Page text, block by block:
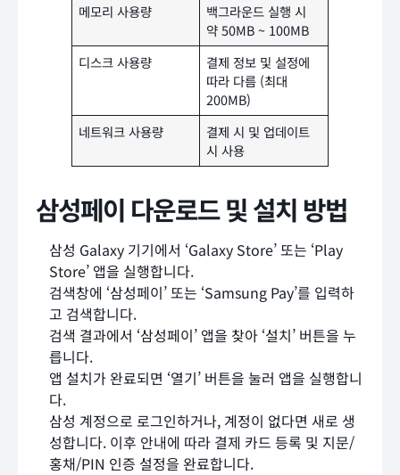
메모리 사용량
백그라운드 실행 시
약 50MB ~ 100MB
디스크 사용량
결제 정보 및 설정에
따라 다름 (최대
200MB)
네트워크 사용량
결제 시 및 업데이트
시 사용
삼성페이 다운로드 및 설치 방법
삼성 Galaxy 기기에서 ‘Galaxy Store’ 또는 ‘Play
Store’ 앱을 실행합니다.
검색창에 ‘삼성페이’ 또는 ‘Samsung Pay’를 입력하
고 검색합니다.
검색 결과에서 ‘삼성페이’ 앱을 찾아 ‘설치’ 버튼을 누
릅니다.
앱 설치가 완료되면 ‘열기’ 버튼을 눌러 앱을 실행합니
다.
삼성 계정으로 로그인하거나, 계정이 없다면 새로 생
성합니다. 이후 안내에 따라 결제 카드 등록 및 지문/
홍채/PIN 인증 설정을 완료합니다.